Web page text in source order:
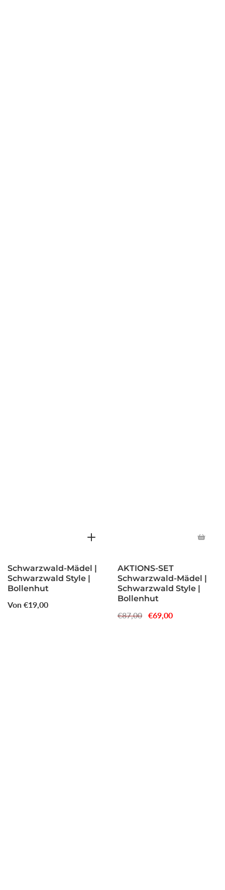
Schwarzwald-Mädel |
Schwarzwald Style |
Bollenhut
Normaler
Von €19,00
AKTIONS-SET
Schwarzwald-Mädel |
Schwarzwald Style |
Bollenhut
Normaler
€87,00 Verkaufspreis
€69,00